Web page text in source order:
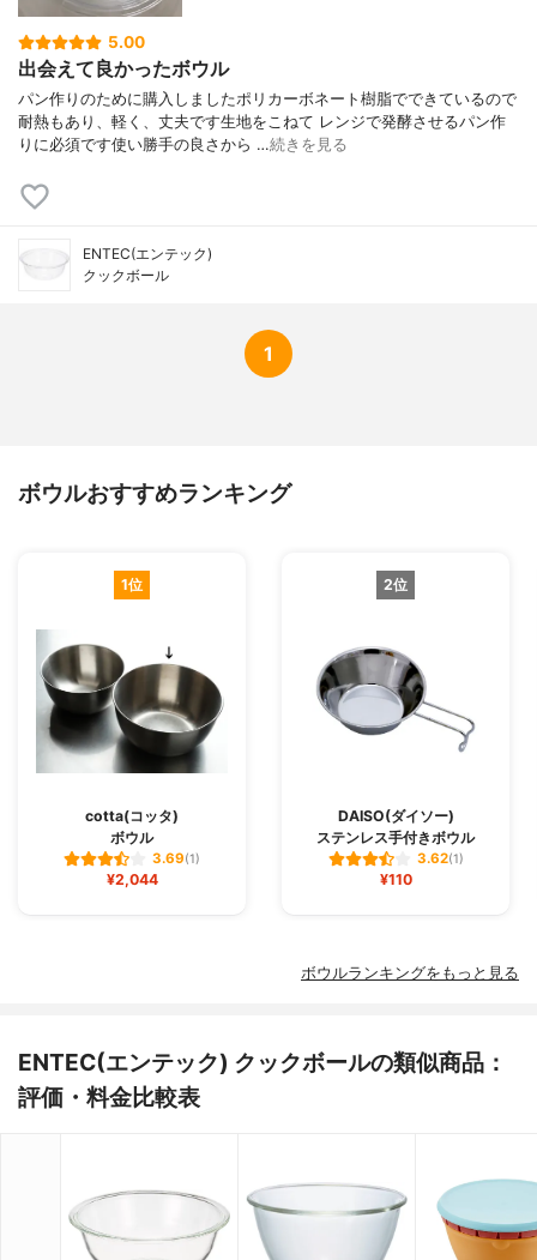
5.00
出会えて良かったボウル
パン作りのために購入しましたポリカーボネート樹脂でできているので
耐熱もあり、軽く、丈夫です生地をこねて レンジで発酵させるパン作
りに必須です使い勝手の良さから …続きを見る
ENTEC(エンテック)
クックボール
1
ボウルおすすめランキング
1位
cotta(コッタ)
ボウル
3.69(1)
¥2,044
2位
DAISO(ダイソー)
ステンレス手付きボウル
3.62(1)
¥110
ボウルランキングをもっと見る
ENTEC(エンテック) クックボールの類似商品：
評価・料金比較表